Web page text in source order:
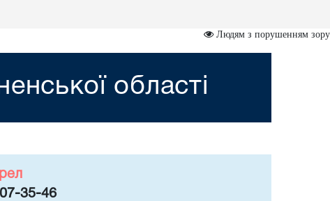
Людям з порушенням зору
області
35-46